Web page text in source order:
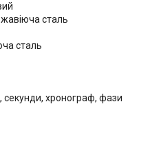
сталь
сталь
секунди, хронограф, фази